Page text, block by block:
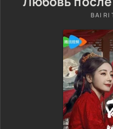
BAI RI